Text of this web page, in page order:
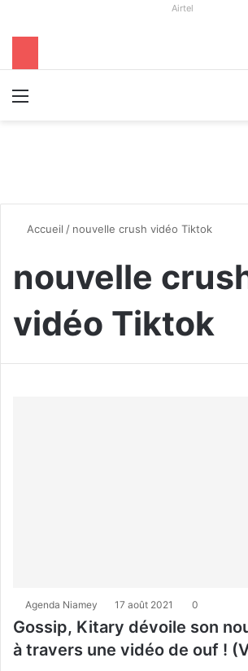
Airtel
Accueil / nouvelle crush vidéo Tiktok
nouvelle
vidéo Tiktok
Agenda Niamey 17 août 2021 0
Gossip, Kitary dévoile son
à travers une vidéo de ouf !